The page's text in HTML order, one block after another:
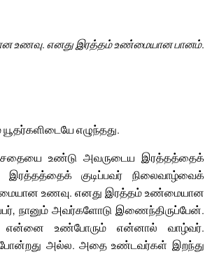
உணவு. எனது இரத்தம் உண்மையான பானம்.
எழுந்தது.
சதையை உண்டு அவருடைய இரத்தத்தைக்
குடிப்பவர் நிலைவாழ்வைக்
உணவு. எனது இரத்தம் உண்மையான
நானும் அவர்களோடு இணைந்திருப்பேன்.
என்னை உண்போரும் என்னால் வாழ்வர்.
போன்றது அல்ல. அதை உண்டவர்கள் இறந்து